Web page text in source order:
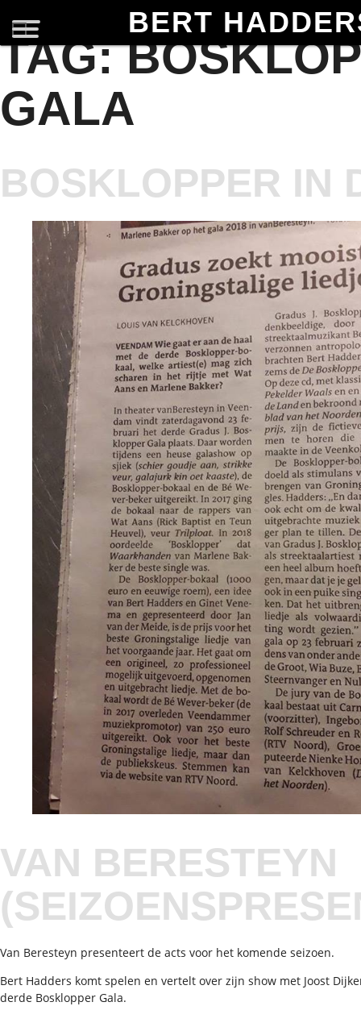
BERT
TAG:
GALA
BOSKLOPPER IN
VAN BERESTEYN
Van Beresteyn presenteert de acts voor het komende seizoen.
Bert Hadders komt spelen en vertelt over zijn show met Joost
derde Bosklopper Gala.